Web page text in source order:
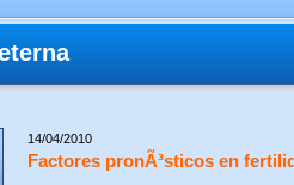
14/04/2010
Factores pronÃ³sticos en